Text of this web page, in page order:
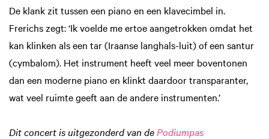
De klank zit tussen een piano en een klavecimbel in.
Frerichs zegt: ‘Ik voelde me ertoe aangetrokken omdat het
kan klinken als een tar (Iraanse langhals-luit) of een santur
(cymbalom). Het instrument heeft veel meer boventonen
dan een moderne piano en klinkt daardoor transparanter,
wat veel ruimte geeft aan de andere instrumenten.’
Dit concert is uitgezonderd van de Podiumpas